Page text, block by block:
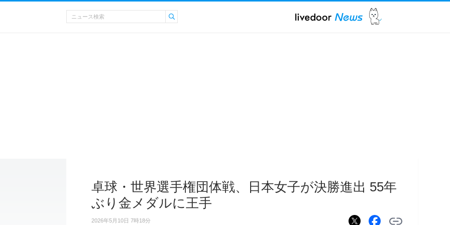
卓球・世界選手権団体戦、日本女子が決勝進出 55年
ぶり金メダルに王手
2026年5月10日 7時18分